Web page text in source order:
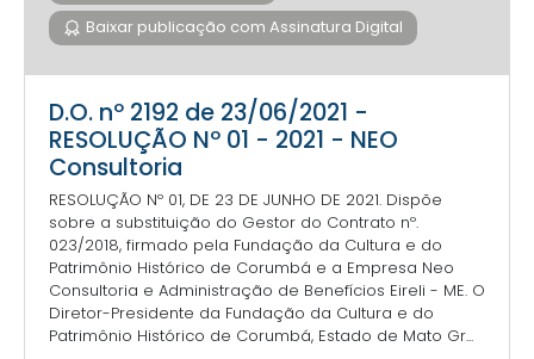
Baixar publicação com Assinatura Digital
D.O. nº 2192 de 23/06/2021 -
RESOLUÇÃO Nº 01 - 2021 - NEO
Consultoria
RESOLUÇÃO Nº 01, DE 23 DE JUNHO DE 2021. Dispõe
sobre a substituição do Gestor do Contrato nº.
023/2018, firmado pela Fundação da Cultura e do
Patrimônio Histórico de Corumbá e a Empresa Neo
Consultoria e Administração de Benefícios Eireli - ME. O
Diretor-Presidente da Fundação da Cultura e do
Patrimônio Histórico de Corumbá, Estado de Mato Gr...